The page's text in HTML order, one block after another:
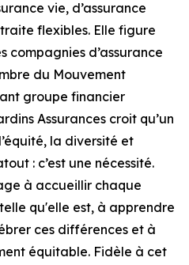
vie, d’assurance
flexibles. Elle figure
compagnies d’assurance
du Mouvement
groupe financier
Assurances croit qu’un
la diversité et
: c’est une nécessité.
à accueillir chaque
qu'elle est, à apprendre
ces différences et à
équitable. Fidèle à cet